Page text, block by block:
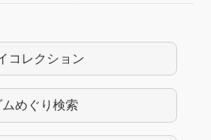
コレクション
ムめぐり検索